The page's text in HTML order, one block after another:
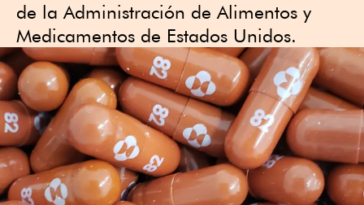
de la Administración de Alimentos y
Medicamentos de Estados Unidos.